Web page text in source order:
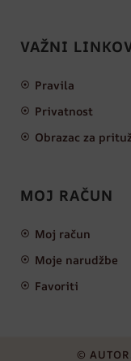
VAŽNI
Pravila
Privatnost
Obrazac za
MOJ RAČUN
Moj račun
Moje narudžbe
Favoriti
©